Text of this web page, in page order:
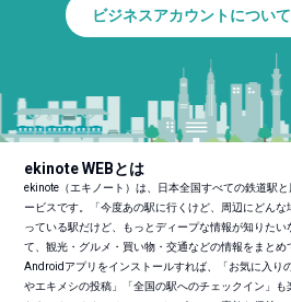
ビジネスアカウントについ
ekinote WEBとは
ekinote（エキノート）は、日本全国すべての鉄道駅
ービスです。「今度あの駅に行くけど、周辺にどん
っている駅だけど、もっとディープな情報が知りた
て、観光・グルメ・買い物・交通などの情報をまと
Androidアプリをインストールすれば、「お気に入り
やエキメシの投稿」「全国の駅へのチェックイン」